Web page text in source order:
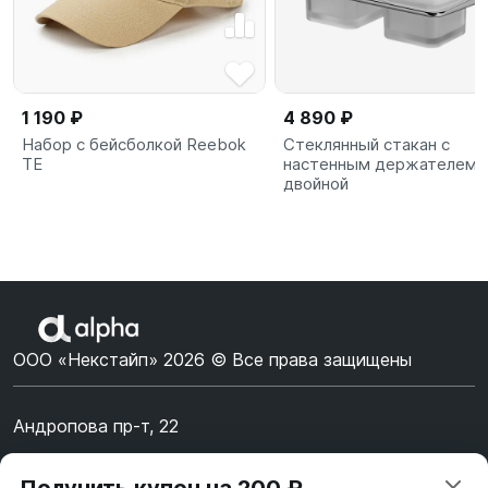
1 190 ₽
Набор с бейсболкой Reebok
TE
4 890 ₽
Стеклянный стакан с
настенным держателем,
двойной
ООО «Некстайп» 2026 © Все права защищены
Андропова пр-т, 22